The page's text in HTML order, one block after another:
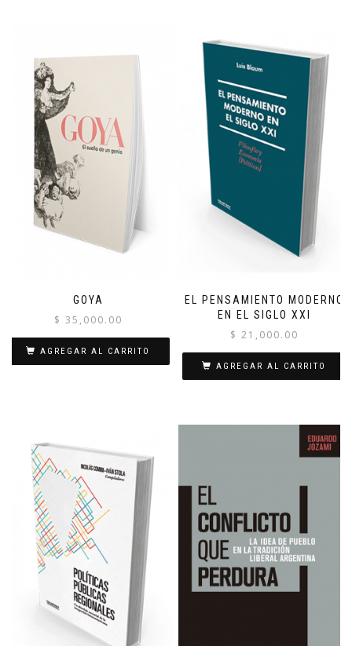
GOYA
$ 35,000.00
AGREGAR AL CARRITO
EL PENSAMIENTO MODERNO
EN EL SIGLO XXI
$ 21,000.00
AGREGAR AL CARRITO